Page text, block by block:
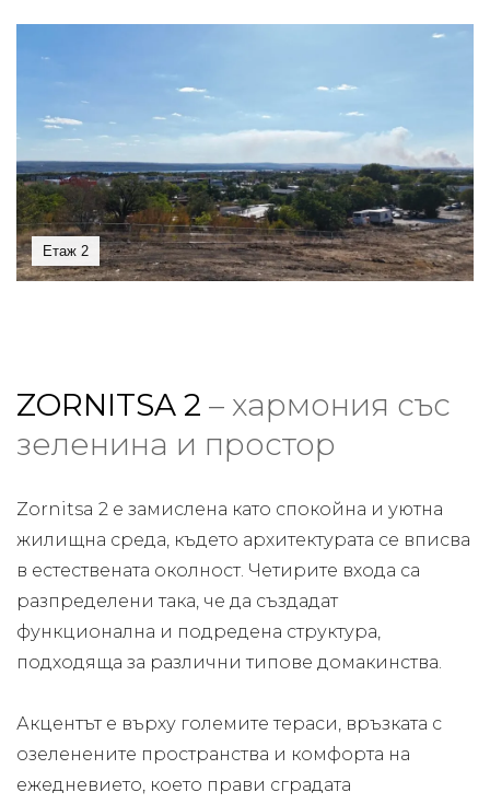
Етаж 2
ZORNITSA 2 – хармония със
зеленина и простор
Zornitsa 2 е замислена като спокойна и уютна
жилищна среда, където архитектурата се вписва
в естествената околност. Четирите входа са
разпределени така, че да създадат
функционална и подредена структура,
подходяща за различни типове домакинства.
Акцентът е върху големите тераси, връзката с
озеленените пространства и комфорта на
ежедневието, което прави сградата